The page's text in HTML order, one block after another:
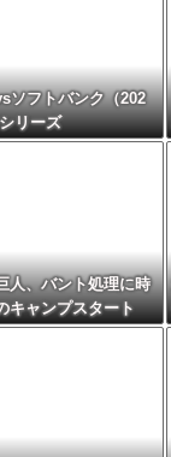
ソフトバンク（202
リーズ
人、バント処理に時
キャンプスタート